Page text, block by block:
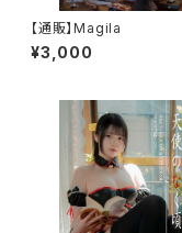
【通販】Magila
¥3,000